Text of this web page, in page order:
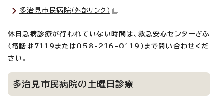
多治見市民病院 （外部リンク）
休日急病診療が行われていない時間は、救急安心センターぎふ
（電話♯7119または058-216-0119）まで問い合わせくだ
さい。
多治見市民病院の土曜日診療